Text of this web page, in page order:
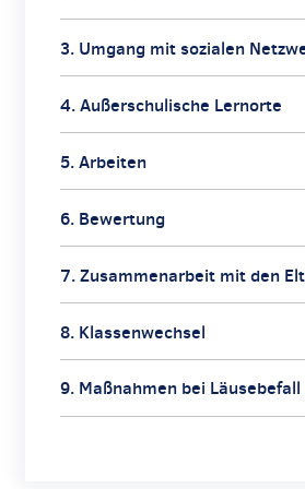
3. Umgang mit sozialen
4. Außerschulische Lernorte
5. Arbeiten
6. Bewertung
7. Zusammenarbeit mit den
8. Klassenwechsel
9. Maßnahmen bei Läusebefall